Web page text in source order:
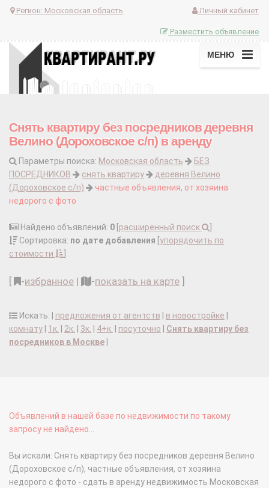
Регион: Московская область Личный кабинет
Разместить объявление
МЕНЮ
Снять квартиру без посредников деревня
Велино (Дороховское с/п) в аренду
Параметры поиска: Московская область
БЕЗ
ПОСРЕДНИКОВ
снять квартиру
деревня Велино
(Дороховское с/п)
частные объявления, от хозяина
недорого с фото
Найдено объявлений: 0 расширенный поиск
Сортировка: по дате добавления упорядочить по
стоимости
-избранное | -показать на карте
Искать: | предложения от агентств в новостройке
комнату
1к. 2к. 3к. 4+к. посуточно
Снять квартиру без
посредников в Москве
Объявлений в нашей базе по недвижимости по такому
запросу не найдено...
Вы искали: Снять квартиру без посредников деревня Велино
(Дороховское с/п), частные объявления, от хозяина
недорого с фото - сдать в аренду недвижимость Московская